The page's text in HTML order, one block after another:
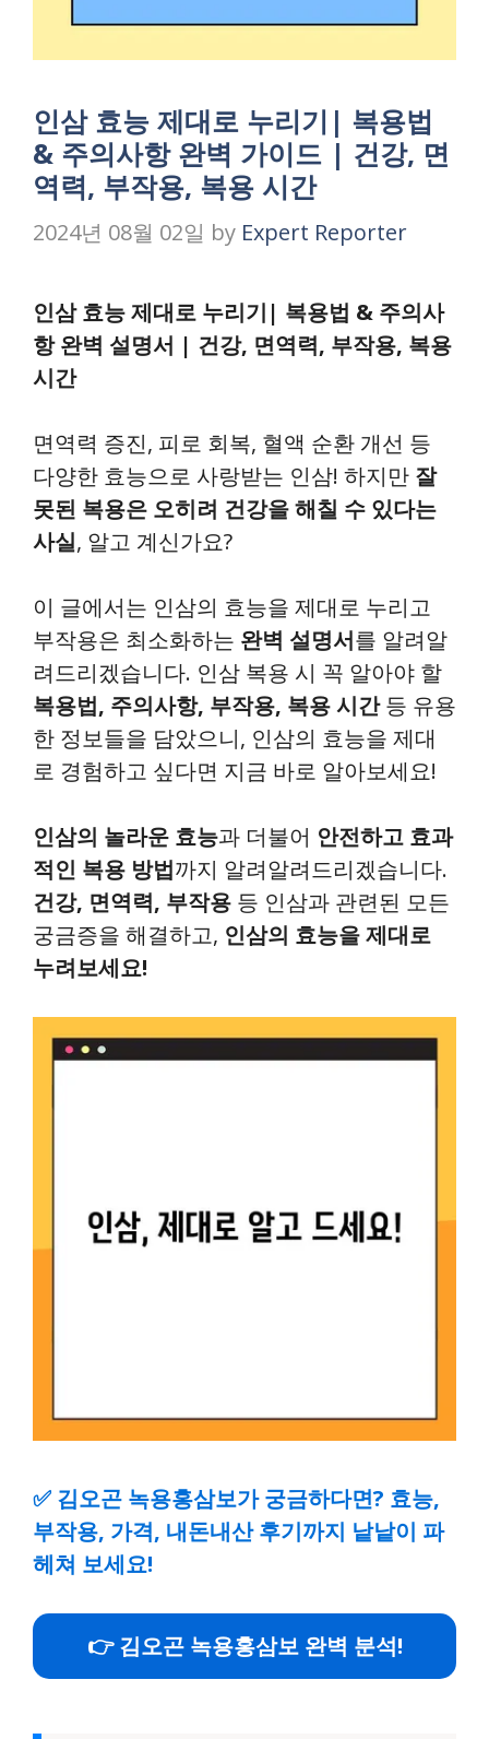
인삼 효능 제대로 누리기| 복용법
& 주의사항 완벽 가이드 | 건강, 면
역력, 부작용, 복용 시간
2024년 08월 02일 by Expert Reporter
인삼 효능 제대로 누리기| 복용법 & 주의사
항 완벽 설명서 | 건강, 면역력, 부작용, 복용
시간
면역력 증진, 피로 회복, 혈액 순환 개선 등
다양한 효능으로 사랑받는 인삼! 하지만 잘
못된 복용은 오히려 건강을 해칠 수 있다는
사실, 알고 계신가요?
이 글에서는 인삼의 효능을 제대로 누리고
부작용은 최소화하는 완벽 설명서를 알려알
려드리겠습니다. 인삼 복용 시 꼭 알아야 할
복용법, 주의사항, 부작용, 복용 시간등 유용
한 정보들을 담았으니, 인삼의 효능을 제대
로 경험하고 싶다면 지금 바로 알아보세요!
인삼의 놀라운 효능과 더불어 안전하고 효과
적인 복용 방법까지 알려알려드리겠습니다.
건강, 면역력, 부작용 등 인삼과 관련된 모든
궁금증을 해결하고, 인삼의 효능을 제대로
누려보세요!
✅ 김오곤 녹용홍삼보가 궁금하다면? 효능,
부작용, 가격, 내돈내산 후기까지 낱낱이 파
헤쳐 보세요!
👉 김오곤 녹용홍삼보 완벽 분석!